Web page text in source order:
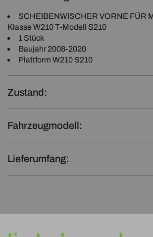
SCHEIBENWISCHER VORNE FÜR
Klasse W210 T-Modell S210
1 Stück
Baujahr 2008-2020
Plattform W210 S210
Zustand:
Fahrzeugmodell:
Lieferumfang: